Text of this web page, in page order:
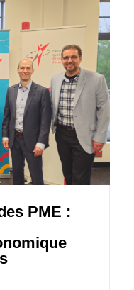
PME :